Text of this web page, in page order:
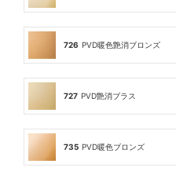
726 PVD暖色艶消ブロンズ
727 PVD艶消ブラス
735 PVD暖色ブロンズ